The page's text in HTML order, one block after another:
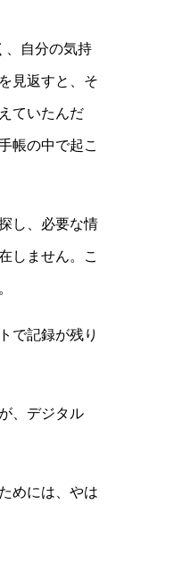
、自分の気持
見返すと、そ
ていたんだ
帳の中で起こ
し、必要な情
しません。こ
で記録が残り
、デジタル
めには、やは